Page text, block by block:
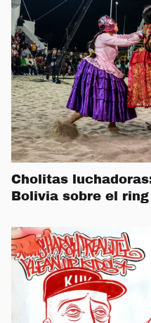
Cholitas
Bolivia sobre el ring